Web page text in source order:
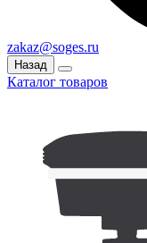
zakaz@soges.ru
Назад
Каталог товаров